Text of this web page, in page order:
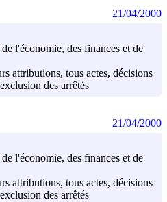
l'économie, des finances et de
attributions, tous actes, décisions
des arrêtés
21/04/2000
l'économie, des finances et de
attributions, tous actes, décisions
des arrêtés
21/04/2000